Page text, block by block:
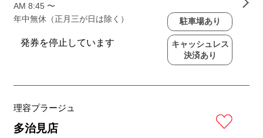
AM 8:45 〜
年中無休（正月三が日は除く）
駐車場あり
キャッシュレス
決済あり
理容プラージュ
多治見店